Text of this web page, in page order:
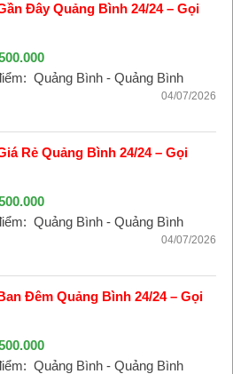
Đây Quảng Bình 24/24 – Gọi
Quảng Bình - Quảng Bình
04/07/2026
Rẻ Quảng Bình 24/24 – Gọi
Quảng Bình - Quảng Bình
04/07/2026
Đêm Quảng Bình 24/24 – Gọi
Quảng Bình - Quảng Bình